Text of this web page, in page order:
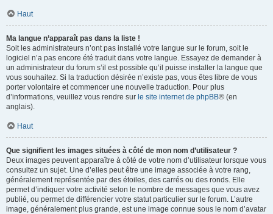
Haut
Ma langue n’apparaît pas dans la liste !
Soit les administrateurs n’ont pas installé votre langue sur le forum, soit le
logiciel n’a pas encore été traduit dans votre langue. Essayez de demander à
un administrateur du forum s’il est possible qu’il puisse installer la langue que
vous souhaitez. Si la traduction désirée n’existe pas, vous êtes libre de vous
porter volontaire et commencer une nouvelle traduction. Pour plus
d’informations, veuillez vous rendre sur le site internet de phpBB® (en
anglais).
Haut
Que signifient les images situées à côté de mon nom d’utilisateur ?
Deux images peuvent apparaître à côté de votre nom d’utilisateur lorsque vous
consultez un sujet. Une d’elles peut être une image associée à votre rang,
généralement représentée par des étoiles, des carrés ou des ronds. Elle
permet d’indiquer votre activité selon le nombre de messages que vous avez
publié, ou permet de différencier votre statut particulier sur le forum. L’autre
image, généralement plus grande, est une image connue sous le nom d’avatar